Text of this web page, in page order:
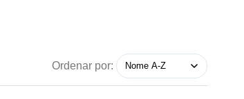
Ordenar por: